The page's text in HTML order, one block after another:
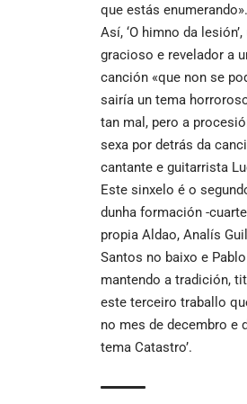
que estás enumerando».
Así, ‘O himno da
gracioso e revelador a
canción «que non se
sairía un tema
tan mal, pero a
sexa por detrás da
cantante e guitarrista
Este sinxelo é o
dunha formación -
propia Aldao, Analís
Santos no baixo e
mantendo a tradición,
este terceiro traballo
no mes de decembro e
tema Catastro’.